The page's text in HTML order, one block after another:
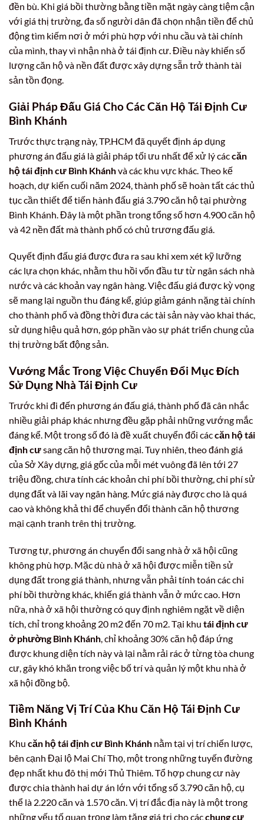
đền bù. Khi giá bồi thường bằng tiền mặt ngày càng tiệm cận
với giá thị trường, đa số người dân đã chọn nhận tiền để chủ
động tìm kiếm nơi ở mới phù hợp với nhu cầu và tài chính
của mình, thay vì nhận nhà ở tái định cư. Điều này khiến số
lượng căn hộ và nền đất được xây dựng sẵn trở thành tài
sản tồn đọng.
Giải Pháp Đấu Giá Cho Các Căn Hộ Tái Định Cư
Bình Khánh
Trước thực trạng này, TP.HCM đã quyết định áp dụng
phương án đấu giá là giải pháp tối ưu nhất để xử lý cáccăn
hộ tái định cư Bình Khánhvà các khu vực khác. Theo kế
hoạch, dự kiến cuối năm 2024, thành phố sẽ hoàn tất các thủ
tục cần thiết để tiến hành đấu giá 3.790 căn hộ tại phường
Bình Khánh. Đây là một phần trong tổng số hơn 4.900 căn hộ
và 42 nền đất mà thành phố có chủ trương đấu giá.
Quyết định đấu giá được đưa ra sau khi xem xét kỹ lưỡng
các lựa chọn khác, nhằm thu hồi vốn đầu tư từ ngân sách nhà
nước và các khoản vay ngân hàng. Việc đấu giá được kỳ vọng
sẽ mang lại nguồn thu đáng kể, giúp giảm gánh nặng tài chính
cho thành phố và đồng thời đưa các tài sản này vào khai thác,
sử dụng hiệu quả hơn, góp phần vào sự phát triển chung của
thị trường bất động sản.
Vướng Mắc Trong Việc Chuyển Đổi Mục Đích
Sử Dụng Nhà Tái Định Cư
Trước khi đi đến phương án đấu giá, thành phố đã cân nhắc
nhiều giải pháp khác nhưng đều gặp phải những vướng mắc
đáng kể. Một trong số đó là đề xuất chuyển đổi cáccăn hộ tái
định cưsang căn hộ thương mại. Tuy nhiên, theo đánh giá
của Sở Xây dựng, giá gốc của mỗi mét vuông đã lên tới 27
triệu đồng, chưa tính các khoản chi phí bồi thường, chi phí sử
dụng đất và lãi vay ngân hàng. Mức giá này được cho là quá
cao và không khả thi để chuyển đổi thành căn hộ thương
mại cạnh tranh trên thị trường.
Tương tự, phương án chuyển đổi sang nhà ở xã hội cũng
không phù hợp. Mặc dù nhà ở xã hội được miễn tiền sử
dụng đất trong giá thành, nhưng vẫn phải tính toán các chi
phí bồi thường khác, khiến giá thành vẫn ở mức cao. Hơn
nữa, nhà ở xã hội thường có quy định nghiêm ngặt về diện
tích, chỉ trong khoảng 20 m2 đến 70 m2. Tại khu tái định cư
ở phường Bình Khánh , chỉ khoảng 30% căn hộ đáp ứng
được khung diện tích này và lại nằm rải rác ở từng tòa chung
cư, gây khó khăn trong việc bố trí và quản lý một khu nhà ở
xã hội đồng bộ.
Tiềm Năng Vị Trí Của Khu Căn Hộ Tái Định Cư
Bình Khánh
Khu căn hộ tái định cư Bình Khánh nằm tại vị trí chiến lược,
bên cạnh Đại lộ Mai Chí Thọ, một trong những tuyến đường
đẹp nhất khu đô thị mới Thủ Thiêm. Tổ hợp chung cư này
được chia thành hai dự án lớn với tổng số 3.790 căn hộ, cụ
thể là 2.220 căn và 1.570 căn. Vị trí đắc địa này là một trong
những yếu tố quan trọng làm tăng giá trị cho cácchung cư